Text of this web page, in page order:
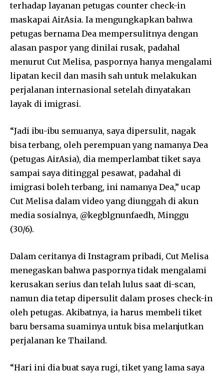
terhadap layanan petugas counter check-in
maskapai AirAsia. Ia mengungkapkan bahwa
petugas bernama Dea mempersulitnya dengan
alasan paspor yang dinilai rusak, padahal
menurut Cut Melisa, paspornya hanya mengalami
lipatan kecil dan masih sah untuk melakukan
perjalanan internasional setelah dinyatakan
layak di imigrasi.
“Jadi ibu-ibu semuanya, saya dipersulit, nagak
bisa terbang, oleh perempuan yang namanya Dea
(petugas AirAsia), dia memperlambat tiket saya
sampai saya ditinggal pesawat, padahal di
imigrasi boleh terbang, ini namanya Dea,” ucap
Cut Melisa dalam video yang diunggah di akun
media sosialnya, @kegblgnunfaedh, Minggu
(30/6).
Dalam ceritanya di Instagram pribadi, Cut Melisa
menegaskan bahwa paspornya tidak mengalami
kerusakan serius dan telah lulus saat di-scan,
namun dia tetap dipersulit dalam proses check-in
oleh petugas. Akibatnya, ia harus membeli tiket
baru bersama suaminya untuk bisa melanjutkan
perjalanan ke Thailand.
“Hari ini dia buat saya rugi, tiket yang lama saya